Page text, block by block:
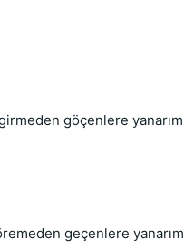
göçenlere yanarım
geçenlere yanarım